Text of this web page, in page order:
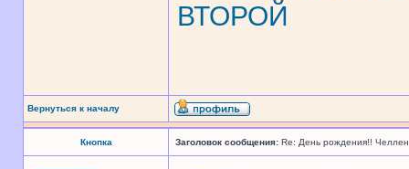
ВТОРОЙ
Вернуться к началу
Кнопка Заголовок сообщения: Re: День рождения!!